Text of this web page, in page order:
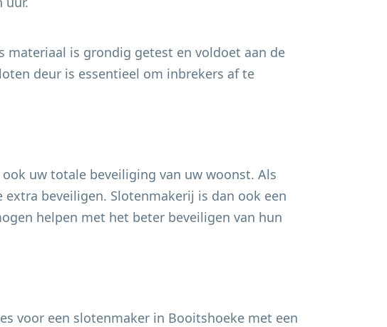
materiaal is grondig getest en voldoet aan de
deur is essentieel om inbrekers af te
uw totale beveiliging van uw woonst. Als
beveiligen. Slotenmakerij is dan ook een
helpen met het beter beveiligen van hun
voor een slotenmaker in Booitshoeke met een